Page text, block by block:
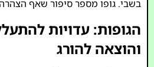
בשבי. גופו מספר סיפור שאף
הגופות: עדויות
והוצאה להורג